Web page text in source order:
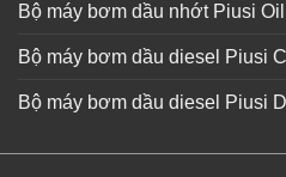
Bộ máy bơm dầu nhớt Piusi
Bộ máy bơm dầu diesel Piusi
Bộ máy bơm dầu diesel Piusi